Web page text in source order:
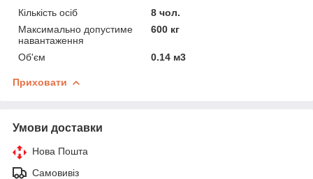
Кількість осіб
8 чол.
Максимально допустиме
навантаження
600 кг
Об'єм 0.14 м3
Приховати
Умови доставки
Нова Пошта
Самовивіз